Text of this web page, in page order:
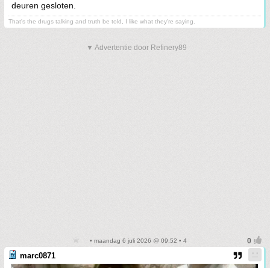
deuren gesloten.
That's the drugs talking and truth be told, I like what they're saying.
▼ Advertentie door Refinery89
• maandag 6 juli 2026 @ 09:52 • 4
marc0871